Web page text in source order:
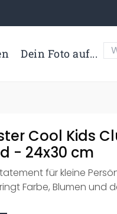
Dein Foto auf...
Cool Kids
- 24x30 cm
für kleine
Farbe, Blumen und